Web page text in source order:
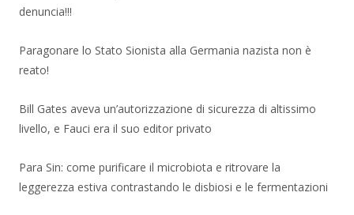
denuncia!!!
Paragonare lo Stato Sionista alla Germania nazista non è
reato!
Bill Gates aveva un’autorizzazione di sicurezza di altissimo
livello, e Fauci era il suo editor privato
Para Sin: come purificare il microbiota e ritrovare la
leggerezza estiva contrastando le disbiosi e le fermentazioni